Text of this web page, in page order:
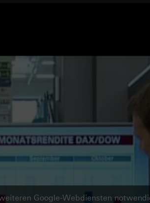
Google-Webdiensten